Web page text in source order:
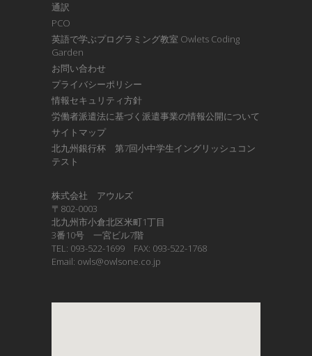
通訳
PCO
英語で学ぶプログラミング教室 Owlets Coding
Garden
お問い合わせ
プライバシーポリシー
情報セキュリティ方針
労働者派遣法に基づく派遣事業の情報公開について
サイトマップ
北九州銀行杯 第7回小中学生イングリッシュコン
テスト
株式会社 アウルズ
〒802-0003
北九州市小倉北区米町1丁目
3番10号 一宮ビル7階
TEL: 093-522-1699 FAX: 093-522-1768
Email: owls@owlsone.co.jp